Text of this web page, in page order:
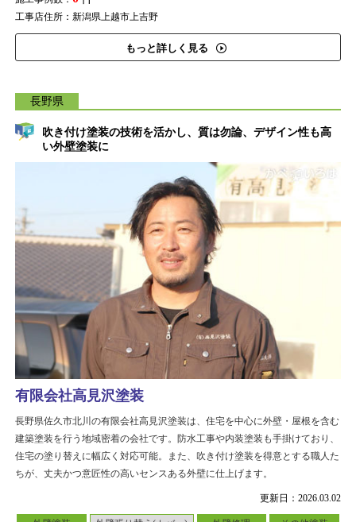
工事店住所：新潟県上越市上吉野
もっと詳しく見る
長野県
吹き付け塗装の技術を活かし、質は勿論、デザイン性も高
い外壁塗装に
更新日：2026.03.02
有限会社高見沢塗装
長野県佐久市北川の有限会社高見沢塗装は、住宅を中心に外壁・屋根を含む
建築塗装を行う地域密着の会社です。防水工事や内装塗装も手掛けており、
住宅の塗り替えに幅広く対応可能。また、吹き付け塗装を得意とする職人た
ちが、丈夫かつ意匠性の高いセンスある外壁に仕上げます。